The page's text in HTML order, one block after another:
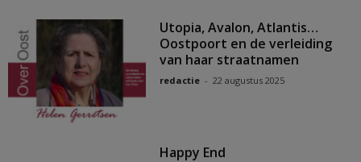
Utopia, Avalon, Atlantis…
Oostpoort en de verleiding
van haar straatnamen
redactie - 22 augustus 2025
Happy End